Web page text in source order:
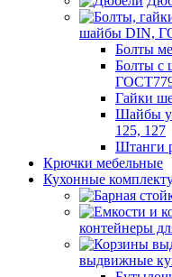
шайбы DIN,
Болты
Болты с
Гайки
Шайбы
125, 127
Штанги
Крючки мебельные
Кухонные
контейнеры
выдвижные